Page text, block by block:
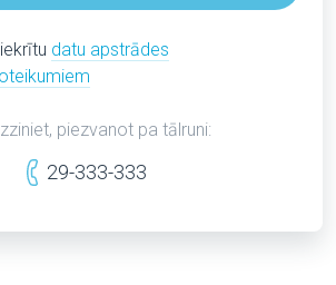
datu apstrādes
piezvanot pa tālruni:
29-333-333